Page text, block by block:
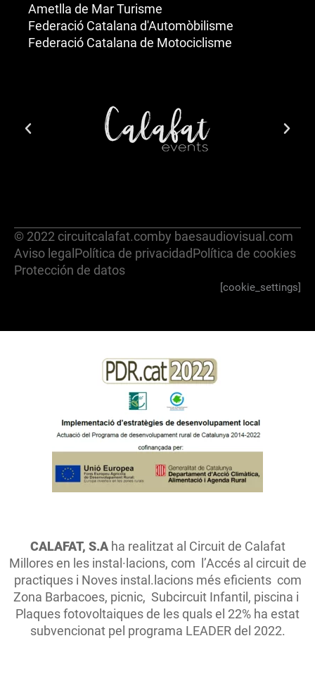
Ametlla de Mar Turisme
Federació Catalana d'Automòbilisme
Federació Catalana de Motociclisme
© 2022 circuitcalafat.comby baesaudiovisual.com
Aviso legalPolítica de privacidadPolítica de cookies
Protección de datos
[cookie_settings]
CALAFAT, S.Aha realitzat al Circuit de Calafat
Millores en les instal·lacions, com l’Accés al circuit de
practiques i Noves instal.lacions més eficients com
Zona Barbacoes, picnic, Subcircuit Infantil, piscina i
Plaques fotovoltaiques de les quals el 22% ha estat
subvencionat pel programa LEADER del 2022.